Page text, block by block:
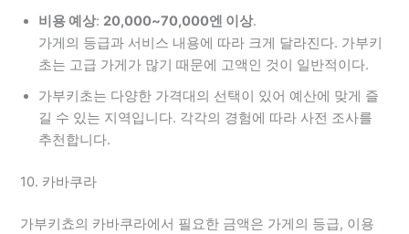
비용 예상: 20,000~70,000엔 이상.
가게의 등급과 서비스 내용에 따라 크게 달라진다. 가부키
초는 고급 가게가 많기 때문에 고액인 것이 일반적이다.
가부키초는 다양한 가격대의 선택이 있어 예산에 맞게 즐
길 수 있는 지역입니다. 각각의 경험에 따라 사전 조사를
추천합니다.
10. 카바쿠라
가부키쵸의 카바쿠라에서 필요한 금액은 가게의 등급, 이용